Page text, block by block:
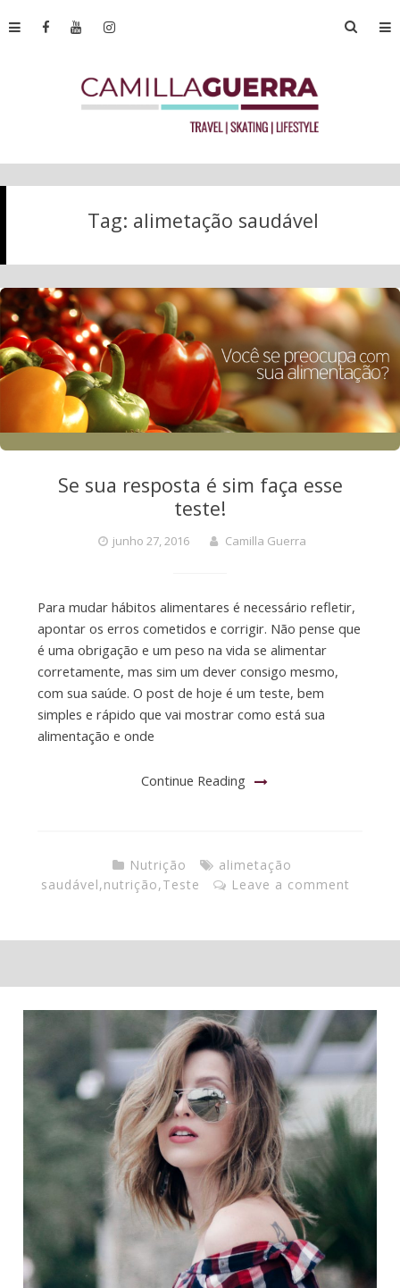
Tag: alimetação saudável
Se sua resposta é sim faça esse
teste!
junho 27, 2016 Camilla Guerra
Para mudar hábitos alimentares é necessário refletir,
apontar os erros cometidos e corrigir. Não pense que
é uma obrigação e um peso na vida se alimentar
corretamente, mas sim um dever consigo mesmo,
com sua saúde. O post de hoje é um teste, bem
simples e rápido que vai mostrar como está sua
alimentação e onde
Continue Reading
Nutrição
alimetação
saudável,nutrição,Teste Leave a comment